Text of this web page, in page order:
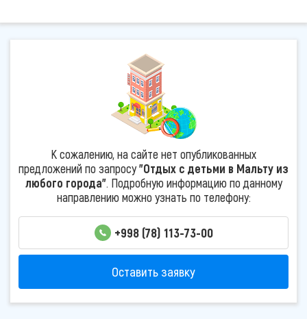
К сожалению, на сайте нет опубликованных
предложений по запросу"Отдых с детьми в Мальту из
любого города". Подробную информацию по данному
направлению можно узнать по телефону:
+998 (78) 113-73-00
Оставить заявку